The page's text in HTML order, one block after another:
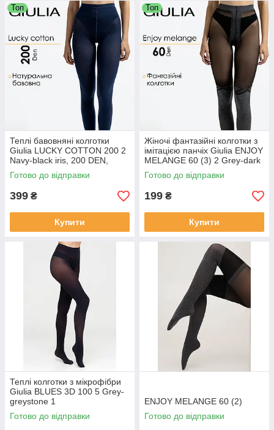
Топ
Теплі бавовняні колготки
Giulia LUCKY COTTON 200 2
Navy-black iris, 200 DEN,
класичні, середня посадка
Готово до відправки
399 ₴
Купити
Топ
Жіночі фантазійні колготки з
імітацією панчіх Giulia ENJOY
MELANGE 60 (3) 2 Grey-dark
melange, 60 Den, меланжеві,
з ласткою
Готово до відправки
199 ₴
Купити
Теплі колготки з мікрофібри
Giulia BLUES 3D 100 5 Grey-
greystone 1
Готово до відправки
ENJOY MELANGE 60 (2)
Готово до відправки